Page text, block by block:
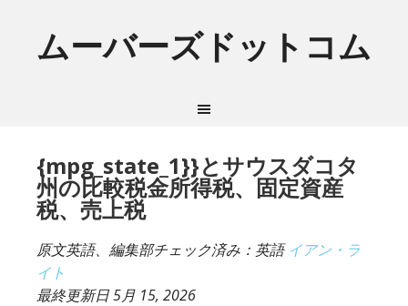
ムーバーズドットコム
{mpg_state_1}}とサウスダコタ
州の比較税金所得税、固定資産
税、売上税
原文英語、編集部チェック済み：英語イアン・ラ
イト
最終更新日5月 15, 2026